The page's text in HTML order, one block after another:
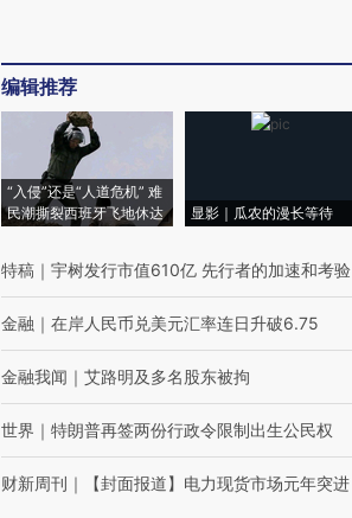
编辑推荐
“入侵”还是“人道危机” 难
民潮撕裂西班牙飞地休达
显影｜瓜农的漫长等待
特稿 ｜ 宇树发行市值610亿 先行者的加速和考验
金融 ｜ 在岸人民币兑美元汇率连日升破6.75
金融我闻 ｜ 艾路明及多名股东被拘
世界 ｜ 特朗普再签两份行政令限制出生公民权
财新周刊 ｜ 【封面报道】电力现货市场元年突进